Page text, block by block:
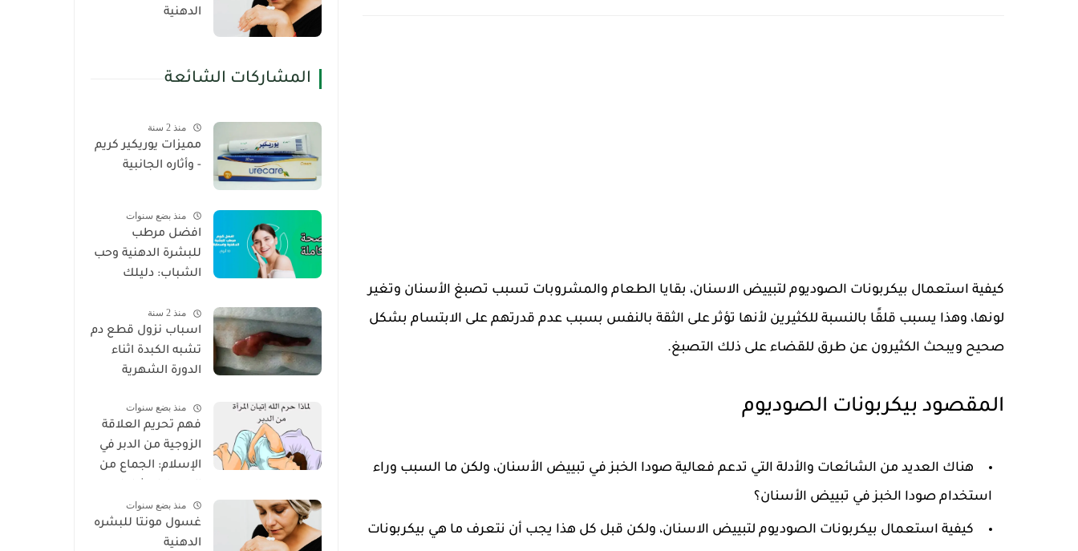
كيفية استعمال بيكربونات الصوديوم لتبييض الاسنان، بقايا الطعام والمشروبات تسبب تصبغ الأسنان وتغير
لونها، وهذا يسبب قلقًا بالنسبة للكثيرين لأنها تؤثر على الثقة بالنفس بسبب عدم قدرتهم على الابتسام بشكل
صحيح ويبحث الكثيرون عن طرق للقضاء على ذلك التصبغ.
المقصود بيكربونات الصوديوم
هناك العديد من الشائعات والأدلة التي تدعم فعالية صودا الخبز في تبييض الأسنان، ولكن ما السبب وراء
استخدام صودا الخبز في تبييض الأسنان؟
كيفية استعمال بيكربونات الصوديوم لتبييض الاسنان، ولكن قبل كل هذا يجب أن نتعرف ما هي بيكربونات
الدهنية
المشاركات الشائعة
منذ 2 سنة
مميزات يوريكير كريم
- وأثاره الجانبية
منذ بضع سنوات
افضل مرطب
للبشرة الدهنية وحب
الشباب: دليلك
الصحيحة 2025
منذ 2 سنة
اسباب نزول قطع دم
تشبه الكبدة اثناء
الدورة الشهرية
منذ بضع سنوات
فهم تحريم العلاقة
الزوجية من الدبر في
الإسلام: الجماع من
منذ بضع سنوات
غسول مونتا للبشره
الدهنية